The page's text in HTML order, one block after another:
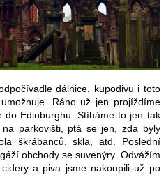
dálnice, kupodivu i toto
Ráno už jen projíždíme
Edinburghu. Stíháme to jen tak
parkovišti, ptá se jen, zda byly
škrábanců, skla, atd. Poslední
obchody se suvenýry. Odvážím
a piva jsme nakoupili už po